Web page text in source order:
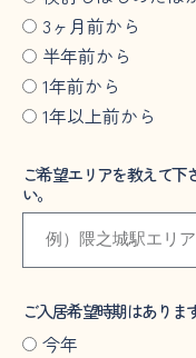
3ヶ月前から
半年前から
1年前から
1年以上前から
ご希望エリアを教えて下
い。
ご入居希望時期はありま
今年